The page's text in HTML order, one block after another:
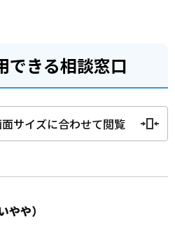
できる相談窓口
サイズに合わせて閲覧
やや）